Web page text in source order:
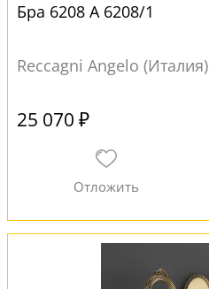
Бра 6208 A 6208/1
Reccagni Angelo (Италия)
25 070 ₽